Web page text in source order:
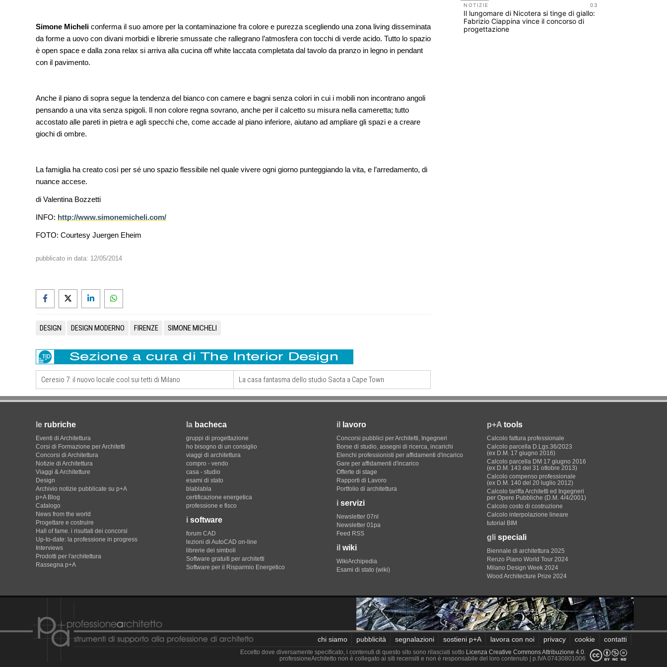
Simone Micheli conferma il suo amore per la contaminazione fra colore e purezza scegliendo una zona living disseminata
da forme a uovo con divani morbidi e librerie smussate che rallegrano l’atmosfera con tocchi di verde acido. Tutto lo spazio
è open space e dalla zona relax si arriva alla cucina off white laccata completata dal tavolo da pranzo in legno in pendant
con il pavimento.
Anche il piano di sopra segue la tendenza del bianco con camere e bagni senza colori in cui i mobili non incontrano angoli
pensando a una vita senza spigoli. Il non colore regna sovrano, anche per il calcetto su misura nella cameretta; tutto
accostato alle pareti in pietra e agli specchi che, come accade al piano inferiore, aiutano ad ampliare gli spazi e a creare
giochi di ombre.
La famiglia ha creato così per sé uno spazio flessibile nel quale vivere ogni giorno punteggiando la vita, e l’arredamento, di
nuance accese.
di Valentina Bozzetti
INFO: http://www.simonemicheli.com/
FOTO: Courtesy Juergen Eheim
pubblicato in data: 12/05/2014
DESIGN DESIGN MODERNO FIRENZE SIMONE MICHELI
La casa fantasma dello studio Saota a Cape Town
Ceresio 7: il nuovo locale cool sui tetti di Milano
accordi quadro da 219 milioni per servizi
di architettura
ELASTICOFarm
03
NOTIZIE
Il lungomare di Nicotera si tinge di giallo:
Fabrizio Ciappina vince il concorso di
progettazione
le rubriche
Eventi di Architettura
Corsi di Formazione per Architetti
Concorsi di Architettura
Notizie di Architettura
Viaggi & Architetture
Design
Archivio notizie pubblicate su p+A
p+A Blog
Catalogo
News from the world
Progettare e costruire
Hall of fame. i risultati dei concorsi
Up-to-date: la professione in progress
Interviews
Prodotti per l'architettura
Rassegna p+A
la bacheca
gruppi di progettazione
ho bisogno di un consiglio
viaggi di architettura
compro - vendo
casa - studio
esami di stato
blablabla
certificazione energetica
professione e fisco
i software
forum CAD
lezioni di AutoCAD on-line
librerie dei simboli
Software gratuiti per architetti
Software per il Risparmio Energetico
il lavoro
Concorsi pubblici per Architetti, Ingegneri
Borse di studio, assegni di ricerca, incarichi
Elenchi professionisti per affidamenti d'incarico
Gare per affidamenti d'incarico
Offerte di stage
Rapporti di Lavoro
Portfolio di architettura
i servizi
Newsletter 07nl
Newsletter 01pa
Feed RSS
il wiki
WikiArchipedia
Esami di stato (wiki)
p+A tools
Calcolo fattura professionale
Calcolo parcella D.Lgs.36/2023
(ex D.M. 17 giugno 2016)
Calcolo parcella DM 17 giugno 2016
(ex D.M. 143 del 31 ottobre 2013)
Calcolo compenso professionale
(ex D.M. 140 del 20 luglio 2012)
Calcolo tariffa Architetti ed Ingegneri
per Opere Pubbliche (D.M. 4/4/2001)
Calcolo costo di costruzione
Calcolo interpolazione lineare
tutorial BIM
gli speciali
Biennale di architettura 2025
Renzo Piano World Tour 2024
Milano Design Week 2024
Wood Architecture Prize 2024
chi siamo pubblicità segnalazioni sostieni p+A lavora con noi privacy cookie contatti
Eccetto dove diversamente specificato, i contenuti di questo sito sono rilasciati sotto Licenza Creative Commons Attribuzione 4.0.
professioneArchitetto non è collegato ai siti recensiti e non è responsabile del loro contenuto
| p.IVA 07430801006